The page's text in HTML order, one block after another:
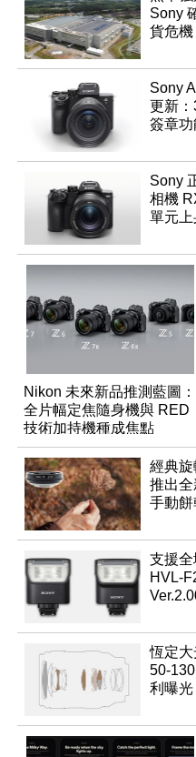
Sony
貨危機
Sony
更新
簽章
Sony
相機
單元上
Nikon 未來新品推測藍圖：
全片幅定焦隨身機與 RED
技術加持機種成焦點
經典
推出
手動
支援
HVL-
恆定
50-
利曝光